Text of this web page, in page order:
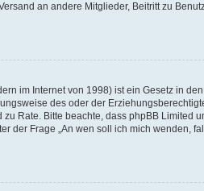
an andere Mitglieder, Beitritt zu
im Internet von 1998) ist ein Gesetz in
des oder der
Rate. Bitte beachte, dass phpBB Limited
der Frage „An wen soll ich mich wenden,